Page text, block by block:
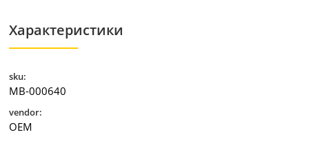
Характеристики
sku:
MB-000640
vendor:
OEM